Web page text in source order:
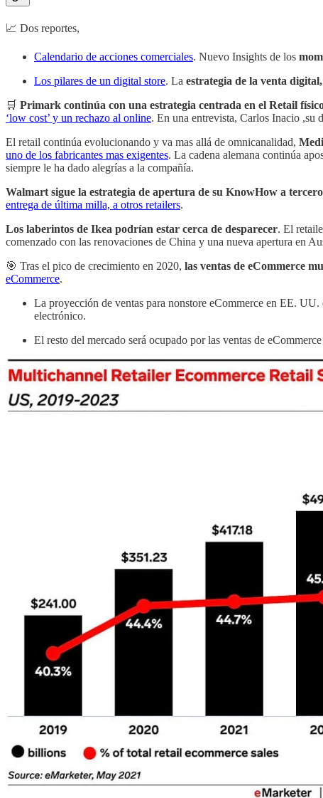
📈 Dos reportes,
Calendario de acciones comerciales. Nuevo Insights de los
Los pilares de un digital store. La estrategia de la venta
🛒 Primark continúa con una estrategia centrada en el Retail
‘low cost’ y un rechazo al online. En una entrevista, Carlos Inacio ,su
El retail continúa evolucionando y va mas allá de omnicanalidad,
uno de los fabricantes mas exigentes. La cadena alemana continúa
siempre le ha dado alegrías a la compañía.
Walmart sigue la estrategia de apertura de su KnowHow a
entrega de última milla, a otros retailers.
Los laberintos de Ikea podrían estar cerca de desparecer. El
comenzado con las renovaciones de China y una nueva apertura en
🎯 Tras el pico de crecimiento en 2020, las ventas de eCommerce
eCommerce.
La proyección de ventas para nonstore eCommerce en EE.
electrónico.
El resto del mercado será ocupado por las ventas de